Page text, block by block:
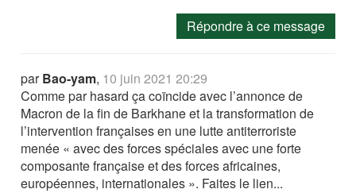
Répondre à ce message
parBao-yam, 10 juin 2021 20:29
Comme par hasard ça coïncide avec l’annonce de
Macron de la fin de Barkhane et la transformation de
l’intervention françaises en une lutte antiterroriste
menée « avec des forces spéciales avec une forte
composante française et des forces africaines,
européennes, internationales ». Faites le lien...